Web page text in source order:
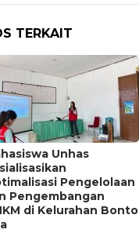
TERKAIT
Unhas
Pengelolaan
Pengembangan
di Kelurahan Bonto